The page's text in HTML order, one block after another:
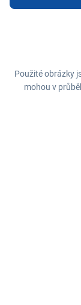
Použité obrázky
mohou v